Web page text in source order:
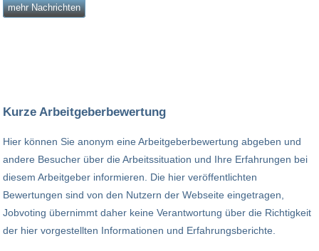
mehr Nachrichten
Kurze Arbeitgeberbewertung
Hier können Sie anonym eine Arbeitgeberbewertung abgeben und
andere Besucher über die Arbeitssituation und Ihre Erfahrungen bei
diesem Arbeitgeber informieren. Die hier veröffentlichten
Bewertungen sind von den Nutzern der Webseite eingetragen,
Jobvoting übernimmt daher keine Verantwortung über die Richtigkeit
der hier vorgestellten Informationen und Erfahrungsberichte.